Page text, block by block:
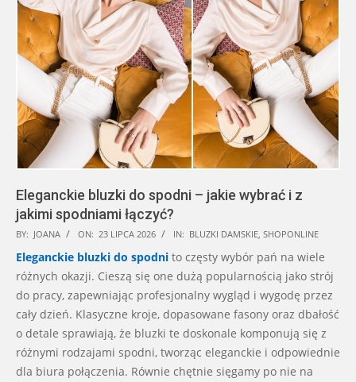
Eleganckie bluzki do spodni – jakie wybrać i z
jakimi spodniami łączyć?
2026-
07-
23
BY: JOANA ON: 23 LIPCA 2026 IN: BLUZKI DAMSKIE, SHOPONLINE
Eleganckie bluzki do spodni to częsty wybór pań na wiele
różnych okazji. Cieszą się one dużą popularnością jako strój
do pracy, zapewniając profesjonalny wygląd i wygodę przez
cały dzień. Klasyczne kroje, dopasowane fasony oraz dbałość
o detale sprawiają, że bluzki te doskonale komponują się z
różnymi rodzajami spodni, tworząc eleganckie i odpowiednie
dla biura połączenia. Równie chętnie sięgamy po nie na